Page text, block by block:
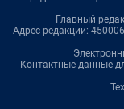
Главный
Адрес редакции:
Контактные данные